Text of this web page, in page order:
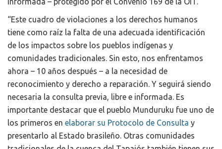
“Este cuadro de violaciones a los derechos humanos
tiene como raíz la falta de una adecuada identificación
de los impactos sobre los pueblos indígenas y
comunidades tradicionales. Sin esto, nos enfrentamos
ahora – 10 años después – a la necesidad de
reconocimiento y derecho a reparación. Y seguirá siendo
necesaria la consulta previa, libre e informada. Es
importante destacar que el pueblo Munduruku fue uno de
los primeros en elaborar su Protocolo de Consulta y
presentarlo al Estado brasileño. Otras comunidades